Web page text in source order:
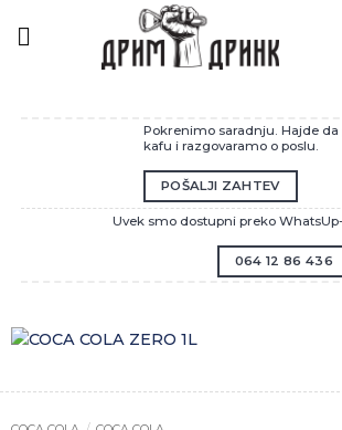
Pokrenimo saradnju. Hajde
kafu i razgovaramo o poslu.
POŠALJI ZAHTEV
Uvek smo dostupni preko
064 12 86 436